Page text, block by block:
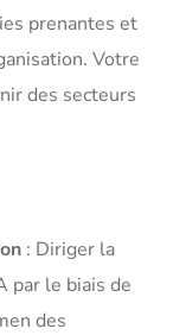
prenantes et
Votre
des secteurs
: Diriger la
par le biais de
des